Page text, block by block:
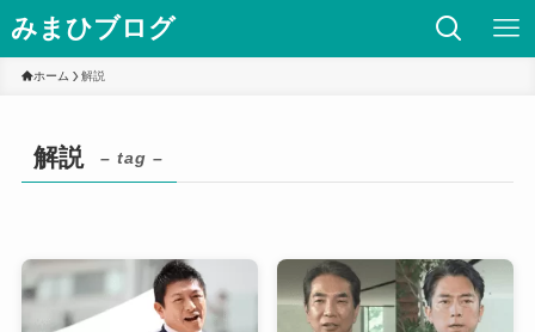
みまひブログ
ホーム 解説
解説 – tag –